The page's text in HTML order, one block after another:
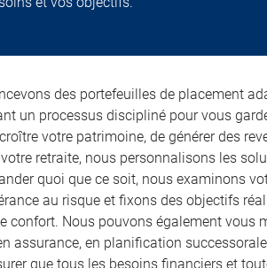
des portefeuilles de placement
un processus discipliné pour vous
votre patrimoine, de générer des
retraite, nous personnalisons les
quoi que ce soit, nous examinons
au risque et fixons des objectifs
confort. Nous pouvons également vous
assurance, en planification
que tous les besoins financiers et